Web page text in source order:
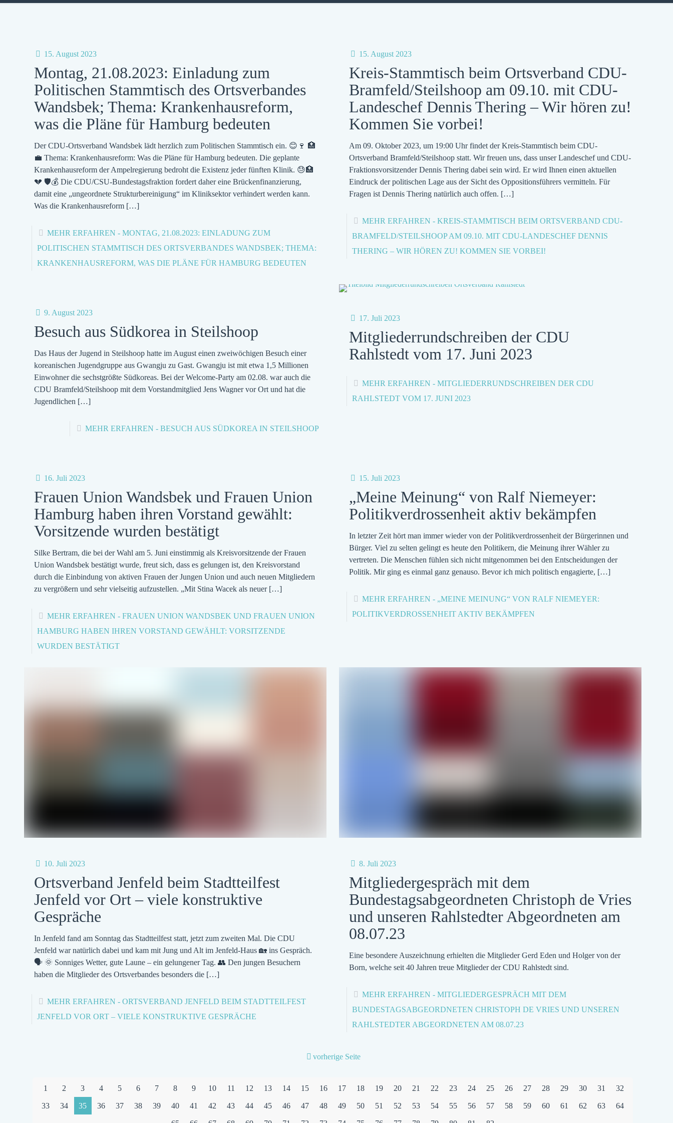
15. August 2023
Montag, 21.08.2023: Einladung zum
Politischen Stammtisch des Ortsverbandes
Wandsbek; Thema: Krankenhausreform,
was die Pläne für Hamburg bedeuten
Der CDU-Ortsverband Wandsbek lädt herzlich zum Politischen Stammtisch ein. 😊🍷 🏥
💼 Thema: Krankenhausreform: Was die Pläne für Hamburg bedeuten. Die geplante
Krankenhausreform der Ampelregierung bedroht die Existenz jeder fünften Klinik. 😓🏥
💔 🛡️💰 Die CDU/CSU-Bundestagsfraktion fordert daher eine Brückenfinanzierung,
damit eine „ungeordnete Strukturbereinigung“ im Kliniksektor verhindert werden kann.
Was die Krankenhausreform[…]
MEHR ERFAHREN - MONTAG, 21.08.2023: EINLADUNG ZUM
POLITISCHEN STAMMTISCH DES ORTSVERBANDES WANDSBEK; THEMA:
KRANKENHAUSREFORM, WAS DIE PLÄNE FÜR HAMBURG BEDEUTEN
15. August 2023
Kreis-Stammtisch beim Ortsverband CDU-
Bramfeld/Steilshoop am 09.10. mit CDU-
Landeschef Dennis Thering – Wir hören zu!
Kommen Sie vorbei!
Am 09. Oktober 2023, um 19:00 Uhr findet der Kreis-Stammtisch beim CDU-
Ortsverband Bramfeld/Steilshoop statt. Wir freuen uns, dass unser Landeschef und CDU-
Fraktionsvorsitzender Dennis Thering dabei sein wird. Er wird Ihnen einen aktuellen
Eindruck der politischen Lage aus der Sicht des Oppositionsführers vermitteln. Für
Fragen ist Dennis Thering natürlich auch offen. […]
MEHR ERFAHREN - KREIS-STAMMTISCH BEIM ORTSVERBAND CDU-
BRAMFELD/STEILSHOOP AM 09.10. MIT CDU-LANDESCHEF DENNIS
THERING – WIR HÖREN ZU! KOMMEN SIE VORBEI!
9. August 2023
Besuch aus Südkorea in Steilshoop
Das Haus der Jugend in Steilshoop hatte im August einen zweiwöchigen Besuch einer
koreanischen Jugendgruppe aus Gwangju zu Gast. Gwangju ist mit etwa 1,5 Millionen
Einwohner die sechstgrößte Südkoreas. Bei der Welcome-Party am 02.08. war auch die
CDU Bramfeld/Steilshoop mit dem Vorstandmitglied Jens Wagner vor Ort und hat die
Jugendlichen […]
MEHR ERFAHREN - BESUCH AUS SÜDKOREA IN STEILSHOOP
17. Juli 2023
Mitgliederrundschreiben der CDU
Rahlstedt vom 17. Juni 2023
MEHR ERFAHREN - MITGLIEDERRUNDSCHREIBEN DER CDU
RAHLSTEDT VOM 17. JUNI 2023
16. Juli 2023
Frauen Union Wandsbek und Frauen Union
Hamburg haben ihren Vorstand gewählt:
Vorsitzende wurden bestätigt
Silke Bertram, die bei der Wahl am 5. Juni einstimmig als Kreisvorsitzende der Frauen
Union Wandsbek bestätigt wurde, freut sich, dass es gelungen ist, den Kreisvorstand
durch die Einbindung von aktiven Frauen der Jungen Union und auch neuen Mitgliedern
zu vergrößern und sehr vielseitig aufzustellen. „Mit Stina Wacek als neuer[…]
MEHR ERFAHREN - FRAUEN UNION WANDSBEK UND FRAUEN UNION
HAMBURG HABEN IHREN VORSTAND GEWÄHLT: VORSITZENDE
WURDEN BESTÄTIGT
15. Juli 2023
„Meine Meinung“ von Ralf Niemeyer:
Politikverdrossenheit aktiv bekämpfen
In letzter Zeit hört man immer wieder von der Politikverdrossenheit der Bürgerinnen und
Bürger. Viel zu selten gelingt es heute den Politikern, die Meinung ihrer Wähler zu
vertreten. Die Menschen fühlen sich nicht mitgenommen bei den Entscheidungen der
Politik. Mir ging es einmal ganz genauso. Bevor ich mich politisch engagierte, […]
MEHR ERFAHREN - „MEINE MEINUNG“ VON RALF NIEMEYER:
POLITIKVERDROSSENHEIT AKTIV BEKÄMPFEN
10. Juli 2023
Ortsverband Jenfeld beim Stadtteilfest
Jenfeld vor Ort – viele konstruktive
Gespräche
In Jenfeld fand am Sonntag das Stadtteilfest statt, jetzt zum zweiten Mal. Die CDU
Jenfeld war natürlich dabei und kam mit Jung und Alt im Jenfeld-Haus 🏡 ins Gespräch.
🗣️ 🌞 Sonniges Wetter, gute Laune – ein gelungener Tag. 👥 Den jungen Besuchern
haben die Mitglieder des Ortsverbandes besonders die[…]
MEHR ERFAHREN - ORTSVERBAND JENFELD BEIM STADTTEILFEST
JENFELD VOR ORT – VIELE KONSTRUKTIVE GESPRÄCHE
8. Juli 2023
Mitgliedergespräch mit dem
Bundestagsabgeordneten Christoph de Vries
und unseren Rahlstedter Abgeordneten am
08.07.23
Eine besondere Auszeichnung erhielten die Mitglieder Gerd Eden und Holger von der
Born, welche seit 40 Jahren treue Mitglieder der CDU Rahlstedt sind.
MEHR ERFAHREN - MITGLIEDERGESPRÄCH MIT DEM
BUNDESTAGSABGEORDNETEN CHRISTOPH DE VRIES UND UNSEREN
RAHLSTEDTER ABGEORDNETEN AM 08.07.23
vorherige Seite
1 2 3 4 5 6 7 8 9 10 11 12 13 14 15 16 17 18 19 20 21 22 23 24 25 26 27 28 29 30 31 32
33 34 35 36 37 38 39 40 41 42 43 44 45 46 47 48 49 50 51 52 53 54 55 56 57 58 59 60 61 62 63 64